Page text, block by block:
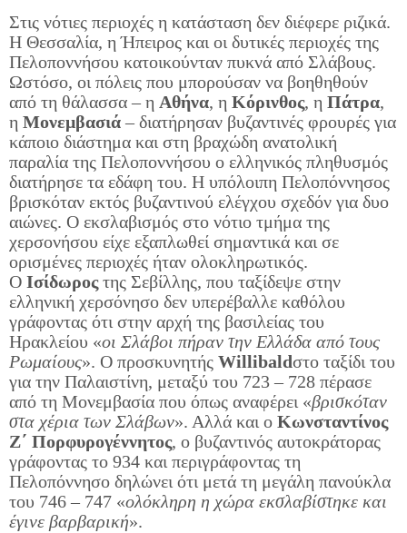
Στις νότιες περιοχές η κατάσταση δεν διέφερε ριζικά.
Η Θεσσαλία, η Ήπειρος και οι δυτικές περιοχές της
Πελοποννήσου κατοικούνταν πυκνά από Σλάβους.
Ωστόσο, οι πόλεις που μπορούσαν να βοηθηθούν
από τη θάλασσα – η Αθήνα, η Κόρινθος, η Πάτρα,
η Μονεμβασιά– διατήρησαν βυζαντινές φρουρές για
κάποιο διάστημα και στη βραχώδη ανατολική
παραλία της Πελοποννήσου ο ελληνικός πληθυσμός
διατήρησε τα εδάφη του. Η υπόλοιπη Πελοπόννησος
βρισκόταν εκτός βυζαντινού ελέγχου σχεδόν για δυο
αιώνες. Ο εκσλαβισμός στο νότιο τμήμα της
χερσονήσου είχε εξαπλωθεί σημαντικά και σε
ορισμένες περιοχές ήταν ολοκληρωτικός.
Ο Ισίδωροςτης Σεβίλλης, που ταξίδεψε στην
ελληνική χερσόνησο δεν υπερέβαλλε καθόλου
γράφοντας ότι στην αρχή της βασιλείας του
Ηρακλείου «οι Σλάβοι πήραν την Ελλάδα από τους
Ρωμαίους». Ο προσκυνητής Willibaldστο ταξίδι του
για την Παλαιστίνη, μεταξύ του 723 – 728 πέρασε
από τη Μονεμβασία που όπως αναφέρει «βρισκόταν
στα χέρια των Σλάβων». Αλλά και ο Κωνσταντίνος
Ζ΄ Πορφυρογέννητος, ο βυζαντινός αυτοκράτορας
γράφοντας το 934 και περιγράφοντας τη
Πελοπόννησο δηλώνει ότι μετά τη μεγάλη πανούκλα
του 746 – 747 «ολόκληρη η χώρα εκσλαβίστηκε και
έγινε βαρβαρική».